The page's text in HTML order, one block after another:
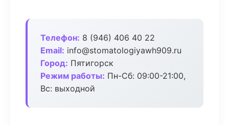
Телефон: 8 (946) 406 40 22
Email: info@stomatologiyawh909.ru
Город: Пятигорск
Режим работы: Пн-Сб: 09:00-21:00,
Вс: выходной